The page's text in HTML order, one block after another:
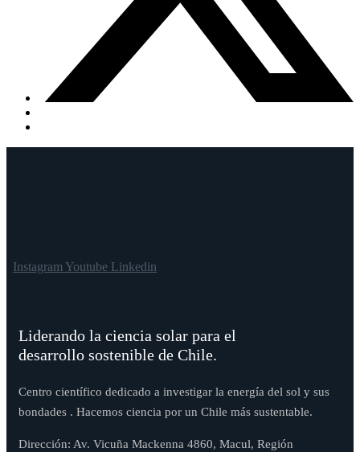
Instagram Youtube Linkedin
Liderando la ciencia solar para el
desarrollo sostenible de Chile.
Centro científico dedicado a investigar la energía del sol y sus
bondades . Hacemos ciencia por un Chile más sustentable.
Dirección: Av. Vicuña Mackenna 4860, Macul, Región